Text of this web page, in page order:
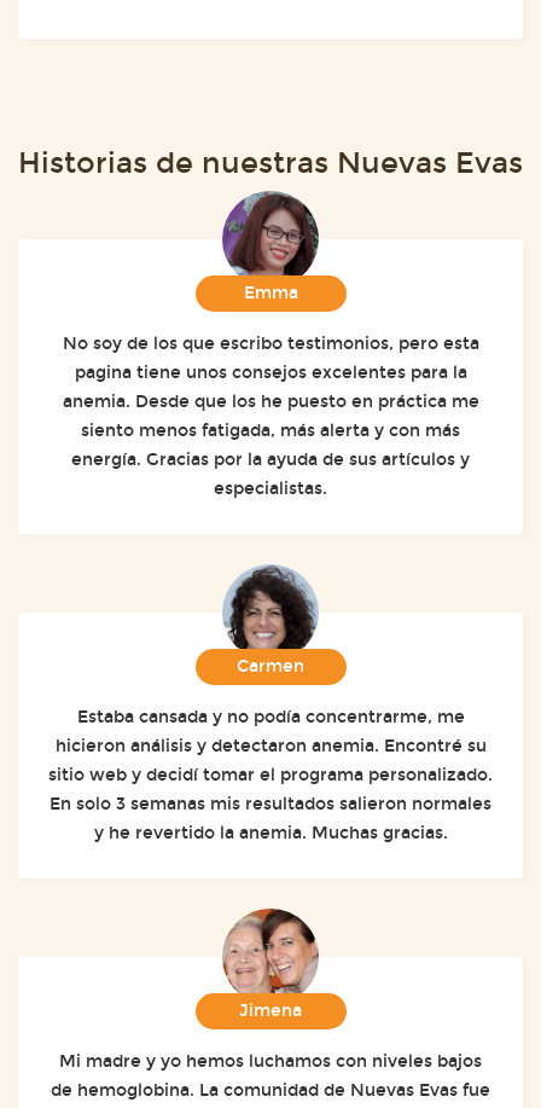
Historias de nuestras Nuevas Evas
Emma
No soy de los que escribo testimonios, pero esta
pagina tiene unos consejos excelentes para la
anemia. Desde que los he puesto en práctica me
siento menos fatigada, más alerta y con más
energía. Gracias por la ayuda de sus artículos y
especialistas.
Carmen
Estaba cansada y no podía concentrarme, me
hicieron análisis y detectaron anemia. Encontré su
sitio web y decidí tomar el programa personalizado.
En solo 3 semanas mis resultados salieron normales
y he revertido la anemia. Muchas gracias.
Jimena
Mi madre y yo hemos luchamos con niveles bajos
de hemoglobina. La comunidad de Nuevas Evas fue